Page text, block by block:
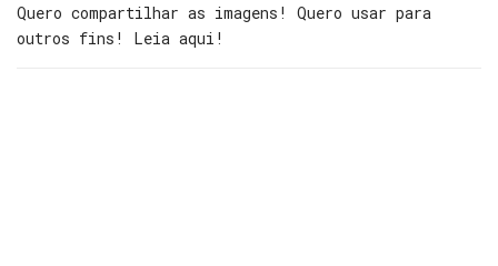
Quero compartilhar as imagens! Quero usar para
outros fins! Leia aqui!